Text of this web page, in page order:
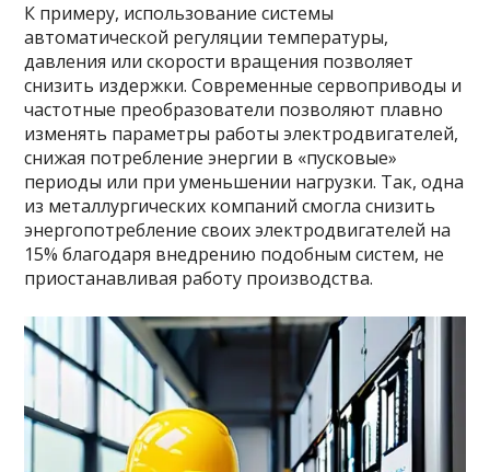
К примеру, использование системы
автоматической регуляции температуры,
давления или скорости вращения позволяет
снизить издержки. Современные сервоприводы и
частотные преобразователи позволяют плавно
изменять параметры работы электродвигателей,
снижая потребление энергии в «пусковые»
периоды или при уменьшении нагрузки. Так, одна
из металлургических компаний смогла снизить
энергопотребление своих электродвигателей на
15% благодаря внедрению подобным систем, не
приостанавливая работу производства.